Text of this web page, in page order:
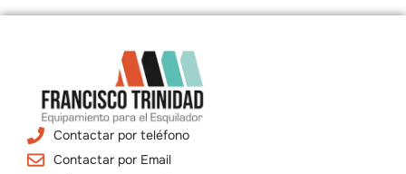
Contactar por teléfono
Contactar por Email